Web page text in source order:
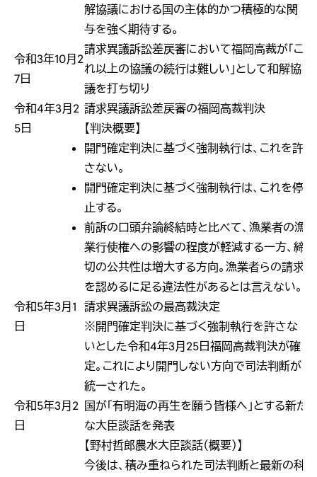
解協議における国の主体的かつ積極的な関
与を強く期待する。
令和3年10月2
7日
請求異議訴訟差戻審において福岡高裁が「こ
れ以上の協議の続行は難しい」として和解協
議を打ち切り
令和4年3月2
5日
請求異議訴訟差戻審の福岡高裁判決
【判決概要】
開門確定判決に基づく強制執行は、これを許
さない。
開門確定判決に基づく強制執行は、これを停
止する。
前訴の口頭弁論終結時と比べて、漁業者の漁
業行使権への影響の程度が軽減する一方、締
切の公共性は増大する方向。漁業者らの請求
を認めるに足る違法性があるとは言えない。
令和5年3月1
日
請求異議訴訟の最高裁決定
※開門確定判決に基づく強制執行を許さな
いとした令和4年3月25日福岡高裁判決が確
定。これにより開門しない方向で司法判断が
統一された。
令和5年3月2
日
国が「有明海の再生を願う皆様へ」とする新た
な大臣談話を発表
【野村哲郎農水大臣談話（概要）】
今後は、積み重ねられた司法判断と最新の科